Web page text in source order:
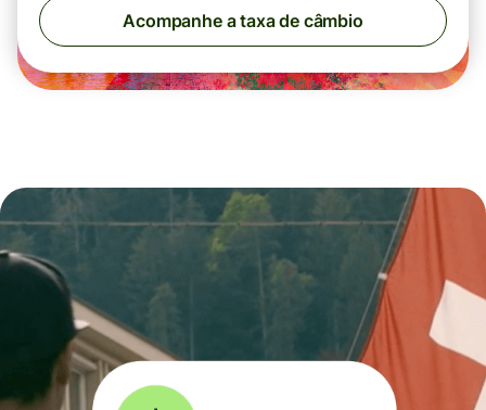
Acompanhe a taxa de câmbio